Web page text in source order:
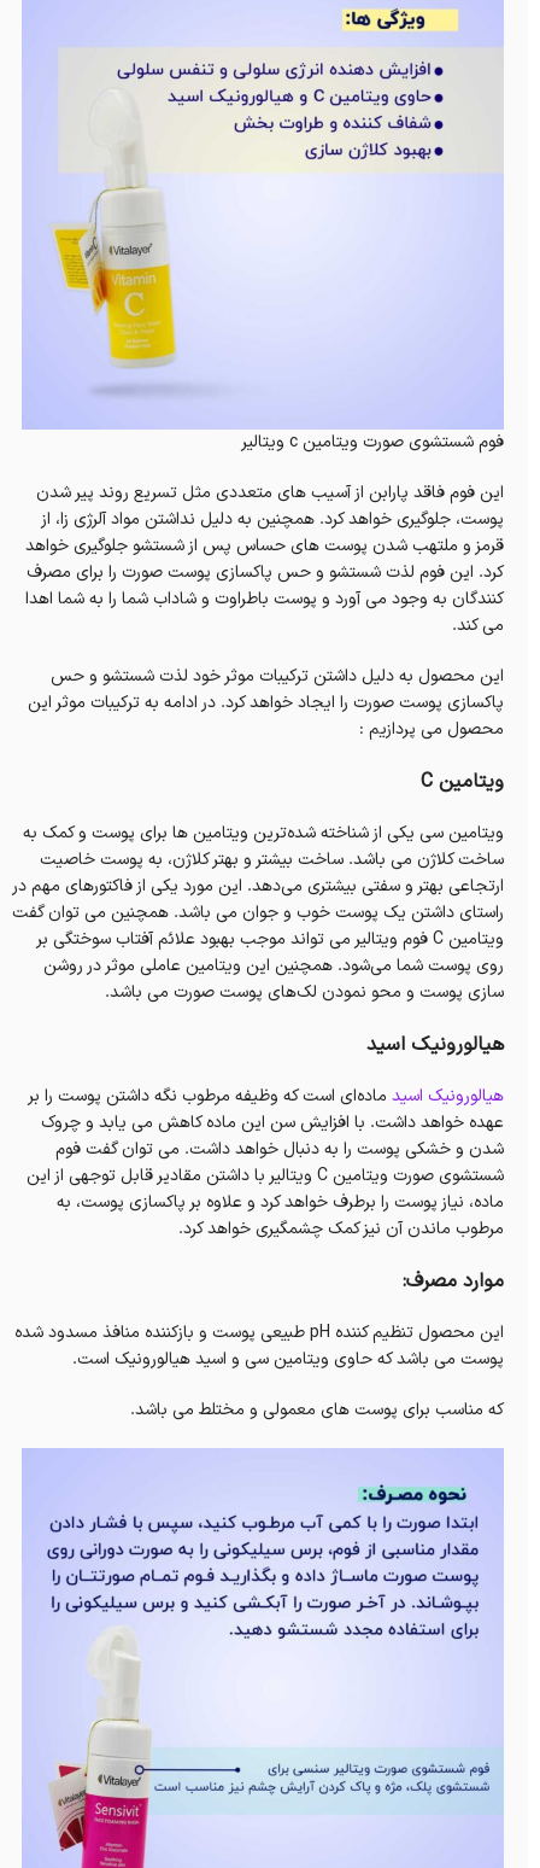
فوم شستشوی صورت ویتامین c ویتالیر
این فوم فاقد پارابن از آسیب های متعددی مثل تسریع روند پیر شدن
پوست، جلوگیری خواهد کرد. همچنین به دلیل نداشتن مواد آلرژی زا، از
قرمز و ملتهب شدن پوست های حساس پس از شستشو جلوگیری خواهد
کرد. این فوم لذت شستشو و حس پاکسازی پوست صورت را برای مصرف
کنندگان به وجود می آورد و پوست باطراوت و شاداب شما را به شما اهدا
می کند.
این محصول به دلیل داشتن ترکیبات موثر خود لذت شستشو و حس
پاکسازی پوست صورت را ایجاد خواهد کرد. در ادامه به ترکیبات موثر این
محصول می پردازیم :
ویتامین C
ویتامین سی یکی از شناخته شده‌ترین ویتامین ها برای پوست و کمک به
ساخت کلاژن می باشد. ساخت بیشتر و بهتر کلاژن، به پوست خاصیت
ارتجاعی بهتر و سفتی بیشتری می‌دهد. این مورد یکی از فاکتورهای مهم در
راستای داشتن یک پوست خوب و جوان می باشد. همچنین می توان گفت
ویتامین C فوم ویتالیر می تواند موجب بهبود علائم آفتاب سوختگی بر
روی پوست شما می‌شود. همچنین این ویتامین عاملی موثر در روشن
سازی پوست و محو نمودن لک‌های پوست صورت می باشد.
هیالورونیک اسید
هیالورونیک اسید ماده‌ای است که وظیفه مرطوب نگه داشتن پوست را بر
عهده خواهد داشت. با افزایش سن این ماده کاهش می یابد و چروک
شدن و خشکی پوست را به دنبال خواهد داشت. می توان گفت فوم
شستشوی صورت ویتامین C ویتالیر با داشتن مقادیر قابل توجهی از این
ماده، نیاز پوست را برطرف خواهد کرد و علاوه بر پاکسازی پوست، به
مرطوب ماندن آن نیز کمک چشمگیری خواهد کرد.
موارد مصرف:
این محصول تنظیم کننده pH طبیعی پوست و بازکننده منافذ مسدود شده
پوست می باشد که حاوی ویتامین سی و اسید هیالورونیک است.
که مناسب برای پوست های معمولی و مختلط می باشد.